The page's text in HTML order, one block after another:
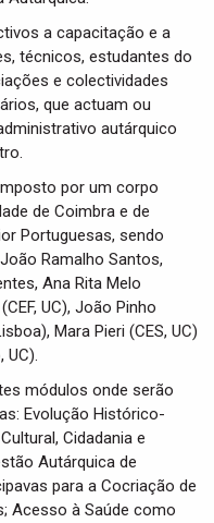
a capacitação e a
técnicos, estudantes do
e colectividades
que actuam ou
autárquico
por um corpo
de Coimbra e de
Portuguesas, sendo
Ramalho Santos,
Ana Rita Melo
UC), João Pinho
Mara Pieri (CES, UC)
UC).
módulos onde serão
Evolução Histórico-
Cidadania e
Autárquica de
para a Cocriação de
Acesso à Saúde como